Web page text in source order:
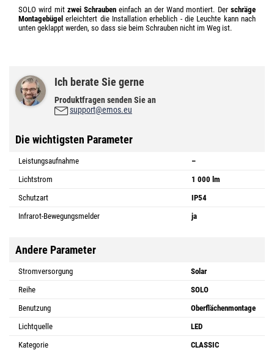
SOLO wird mit zwei Schrauben einfach an der Wand montiert. Derschräge
Montagebügel erleichtert die Installation erheblich - die Leuchte kann nach
unten geklappt werden, so dass sie beim Schrauben nicht im Weg ist.
Ich berate Sie gerne
Produktfragen senden Sie an
support@emos.eu
Die wichtigsten Parameter
Leistungsaufnahme
–
Lichtstrom
1 000 lm
Schutzart
IP54
Infrarot-Bewegungsmelder
ja
Andere Parameter
Stromversorgung
Solar
Reihe
SOLO
Benutzung
Oberflächenmontage
Lichtquelle
LED
Kategorie
CLASSIC